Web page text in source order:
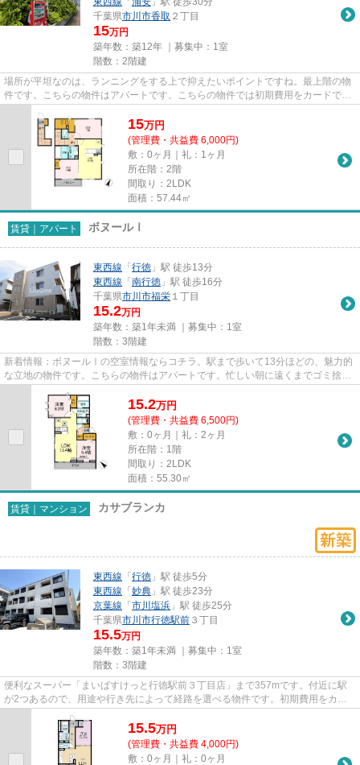
千葉県市川市香取 ２丁目
15万円
築年数：築12年 ｜募集中： 1室
階数：2階建
場所が平坦なのは、ランニングをする上で抑えたいポイントですね。最上階の物
件です。こちらの物件はアパートです。こちらの物件では初期費用をカードでお
15万円
(管理費・共益費 6,000円)
敷：0ヶ月｜礼：1ヶ月
所在階：2階
間取り：2LDK
面積：57.44㎡
賃貸｜アパート ボヌールⅠ
東西線 「 行徳 」駅 徒歩13分
東西線 「 南行徳 」駅 徒歩16分
千葉県市川市福栄 １丁目
15.2万円
築年数：築1年未満 ｜募集中： 1室
階数：3階建
新着情報：ボヌールⅠの空室情報ならコチラ。駅まで歩いて13分ほどの、魅力的
な立地の物件です。こちらの物件はアパートです。忙しい朝に遠くまでゴミ捨て
15.2万円
(管理費・共益費 6,500円)
敷：0ヶ月｜礼：2ヶ月
所在階：1階
間取り：2LDK
面積：55.30㎡
賃貸｜マンション カサブランカ
東西線 「 行徳 」駅 徒歩5分
東西線 「 妙典 」駅 徒歩23分
京葉線 「 市川塩浜 」駅 徒歩25分
千葉県市川市行徳駅前 ３丁目
15.5万円
築年数：築1年未満 ｜募集中： 1室
階数：3階建
便利なスーパー「まいばすけっと行徳駅前３丁目店」まで357mです。付近に駅
が2つあるので、用途や行き先によって経路を選べる物件です。初期費用をカー
ドでお支払いいただけるので、カ...
15.5万円
(管理費・共益費 4,000円)
敷：0ヶ月｜礼：0ヶ月